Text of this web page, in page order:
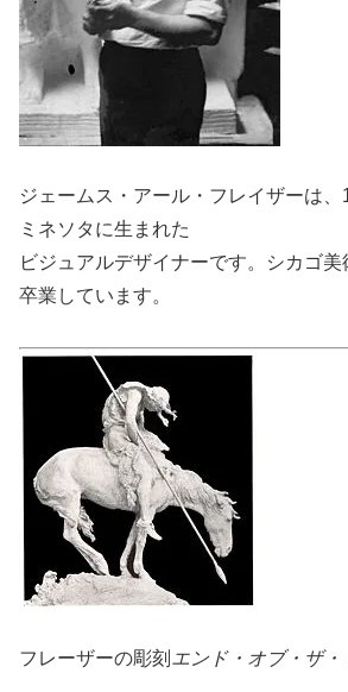
ジェームス・アール・フレイザーは
ミネソタに生まれた
ビジュアルデザイナーです。シカゴ
卒業しています。
フレーザーの彫刻 エンド・オブ・ザ・